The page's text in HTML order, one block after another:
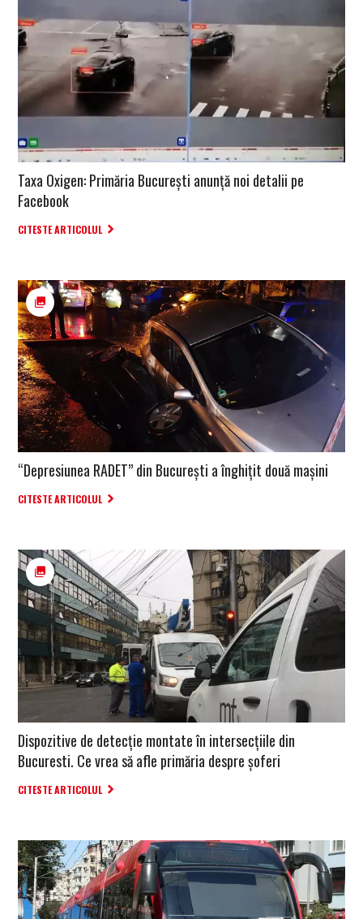
Taxa Oxigen: Primăria București anunță noi detalii pe
Facebook
CITESTE ARTICOLUL
“Depresiunea RADET” din București a înghițit două mașini
CITESTE ARTICOLUL
Dispozitive de detecţie montate în intersecţiile din
Bucuresti. Ce vrea să afle primăria despre şoferi
CITESTE ARTICOLUL